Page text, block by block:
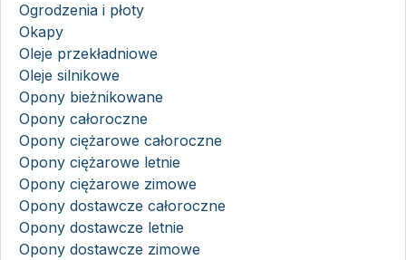
Ogrodzenia i płoty
Okapy
Oleje przekładniowe
Oleje silnikowe
Opony bieżnikowane
Opony całoroczne
Opony ciężarowe całoroczne
Opony ciężarowe letnie
Opony ciężarowe zimowe
Opony dostawcze całoroczne
Opony dostawcze letnie
Opony dostawcze zimowe